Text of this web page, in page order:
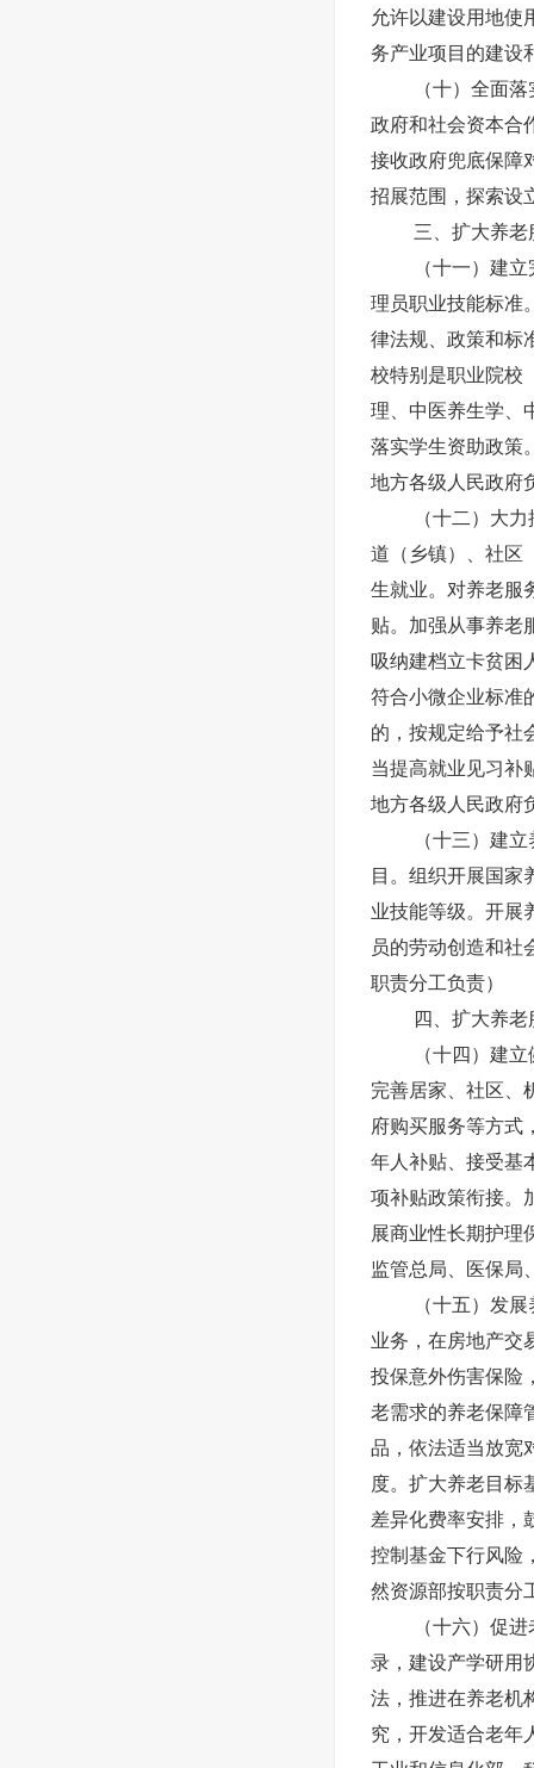
允许以建设用地使
务产业项目的建设
（十）全面
政府和社会资本合
接收政府兜底保障
招展范围，探索设
三、扩大养
（十一）建
理员职业技能标准
律法规、政策和标
校特别是职业院校
理、中医养生学、
落实学生资助政策
地方各级人民政府
（十二）大
道（乡镇）、社区
生就业。对养老服
贴。加强从事养老
吸纳建档立卡贫困
符合小微企业标准
的，按规定给予社
当提高就业见习补
地方各级人民政府
（十三）建
目。组织开展国家
业技能等级。开展
员的劳动创造和社
职责分工负责）
四、扩大养
（十四）建
完善居家、社区、
府购买服务等方式
年人补贴、接受基
项补贴政策衔接。
展商业性长期护理
监管总局、医保局
（十五）发
业务，在房地产交
投保意外伤害保险
老需求的养老保障
品，依法适当放宽
度。扩大养老目标
差异化费率安排，
控制基金下行风险
然资源部按职责分
（十六）促
录，建设产学研用
法，推进在养老机
究，开发适合老年